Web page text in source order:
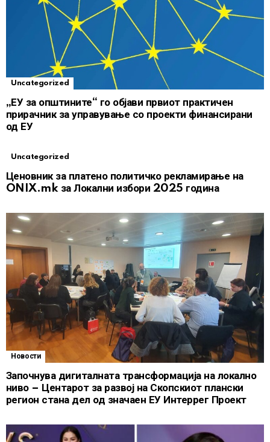
Uncategorized
„ЕУ за општините“ го објави првиот практичен
прирачник за управување со проекти финансирани
од ЕУ
Uncategorized
Ценовник за платено политичко рекламирање на
ONIX.mk за Локални избори 2025 година
Новости
Започнува дигиталната трансформација на локално
ниво – Центарот за развој на Скопскиот плански
регион стана дел од значаен ЕУ Интеррег Проект